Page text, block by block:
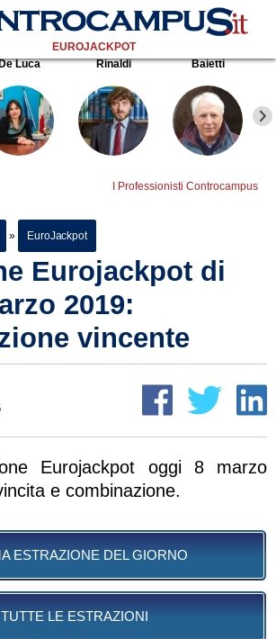
EUROJACKPOT
Luca Rinaldi Baietti
I Professionisti Controcampus
» EuroJackpot
Eurojackpot di
2019:
vincente
Eurojackpot oggi 8 marzo
e combinazione.
ESTRAZIONE DEL GIORNO
TUTTE LE ESTRAZIONI